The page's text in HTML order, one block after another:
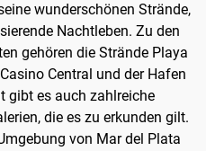
wunderschönen Strände,
Nachtleben. Zu den
gehören die Strände Playa
Central und der Hafen
gibt es auch zahlreiche
die es zu erkunden gilt.
von Mar del Plata